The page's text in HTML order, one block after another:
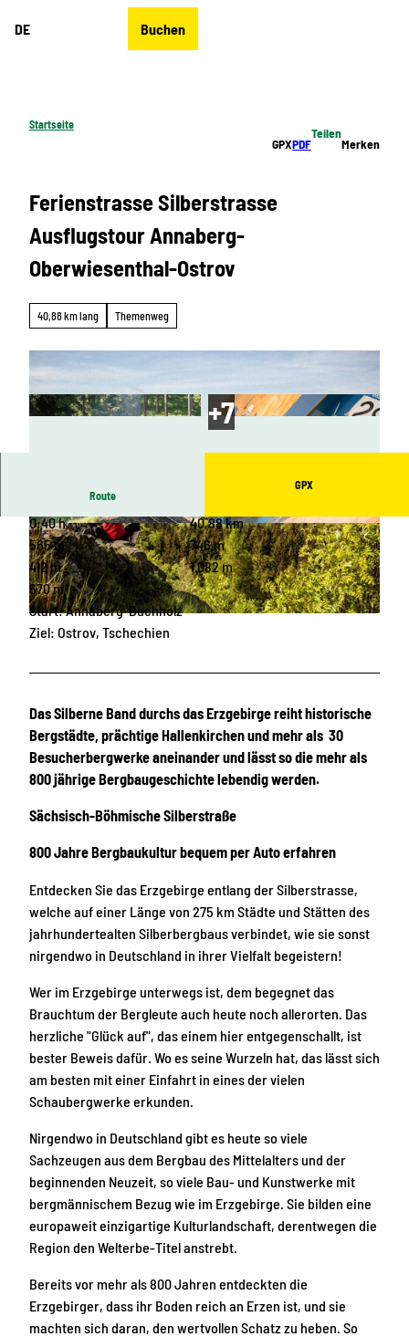
DE Buchen
Startseite
GPXPDF
Teilen
Merken
Ferienstrasse Silberstrasse
Ausflugstour Annaberg-
Oberwiesenthal-Ostrov
40,88 km lang Themenweg
© Rene Gaens, Erlebnisheimat Erzgebirge
© Andreas Schmidt, SDG, Andreas Schmidt
© Sandro Lindner, S-Print Digitaler Druck Gmb
H
Route
GPX
0:40 h
40,88 km
565 m
746 m
412 m
1.082 m
670 m
Start: Annaberg-Buchholz
Ziel: Ostrov, Tschechien
Das Silberne Band durchs das Erzgebirge reiht historische
Bergstädte, prächtige Hallenkirchen und mehr als 30
Besucherbergwerke aneinander und lässt so die mehr als
800 jährige Bergbaugeschichte lebendig werden.
Sächsisch-Böhmische Silberstraße
800 Jahre Bergbaukultur bequem per Auto erfahren
Entdecken Sie das Erzgebirge entlang der Silberstrasse,
welche auf einer Länge von 275 km Städte und Stätten des
jahrhundertealten Silberbergbaus verbindet, wie sie sonst
nirgendwo in Deutschland in ihrer Vielfalt begeistern!
Wer im Erzgebirge unterwegs ist, dem begegnet das
Brauchtum der Bergleute auch heute noch allerorten. Das
herzliche "Glück auf", das einem hier entgegenschallt, ist
bester Beweis dafür. Wo es seine Wurzeln hat, das lässt sich
am besten mit einer Einfahrt in eines der vielen
Schaubergwerke erkunden.
Nirgendwo in Deutschland gibt es heute so viele
Sachzeugen aus dem Bergbau des Mittelalters und der
beginnenden Neuzeit, so viele Bau- und Kunstwerke mit
bergmännischem Bezug wie im Erzgebirge. Sie bilden eine
europaweit einzigartige Kulturlandschaft, derentwegen die
Region den Welterbe-Titel anstrebt.
Bereits vor mehr als 800 Jahren entdeckten die
Erzgebirger, dass ihr Boden reich an Erzen ist, und sie
machten sich daran, den wertvollen Schatz zu heben. So